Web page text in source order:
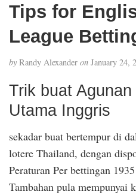
Tips for
League
by Randy Alexander on January 24,
Trik buat
Utama Inggris
sekadar buat bertempur di
lotere Thailand, dengan
Peraturan Per bettingan
Tambahan pula mempunyai